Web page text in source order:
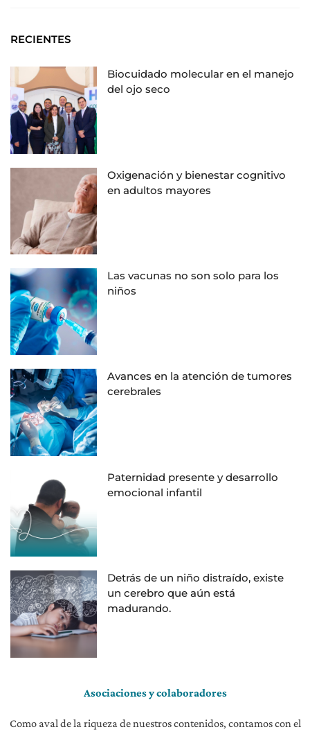
RECIENTES
Biocuidado molecular en el manejo
del ojo seco
Oxigenación y bienestar cognitivo
en adultos mayores
Las vacunas no son solo para los
niños
Avances en la atención de tumores
cerebrales
Paternidad presente y desarrollo
emocional infantil
Detrás de un niño distraído, existe
un cerebro que aún está
madurando.
Asociaciones y colaboradores
Como aval de la riqueza de nuestros contenidos, contamos con el